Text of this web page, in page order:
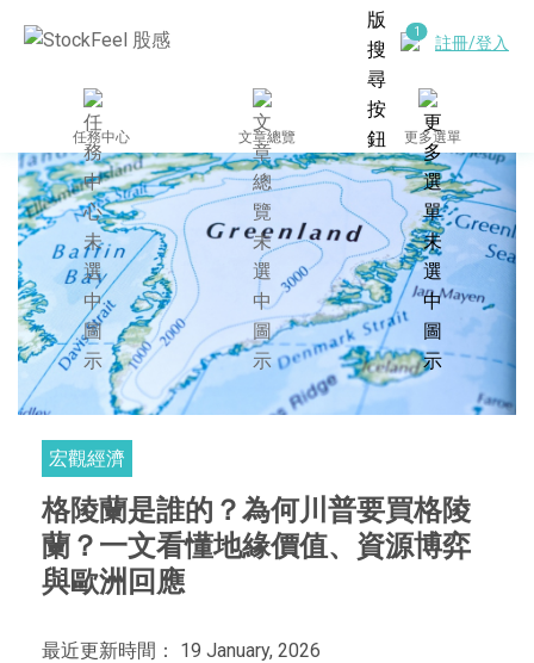
註冊/登入
任務中心 文章總覽 更多選單
宏觀經濟
格陵蘭是誰的？為何川普要買格陵
蘭？一文看懂地緣價值、資源博弈
與歐洲回應
最近更新時間： 19 January, 2026